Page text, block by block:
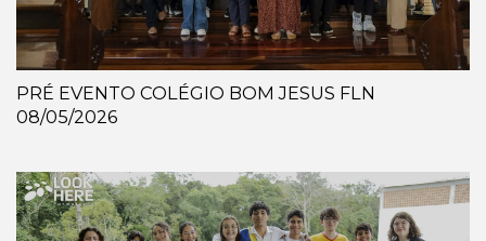
PRÉ EVENTO COLÉGIO BOM JESUS FLN
08/05/2026